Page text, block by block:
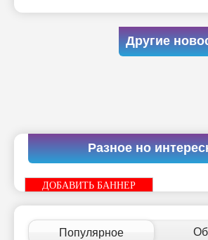
Другие
Разное но
ДОБАВИТЬ БАННЕР
Популярное